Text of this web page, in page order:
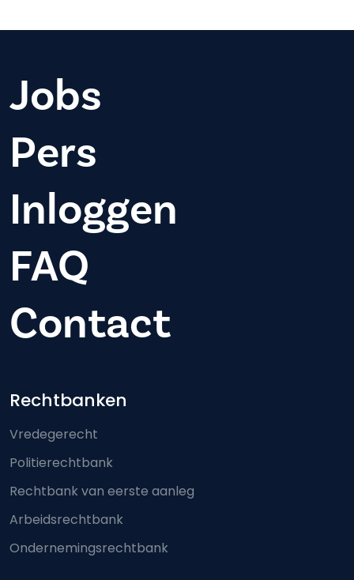
Jobs
Pers
Inloggen
FAQ
Contact
Footer-menu
Rechtbanken
Vredegerecht
Politierechtbank
Rechtbank van eerste aanleg
Arbeidsrechtbank
Ondernemingsrechtbank